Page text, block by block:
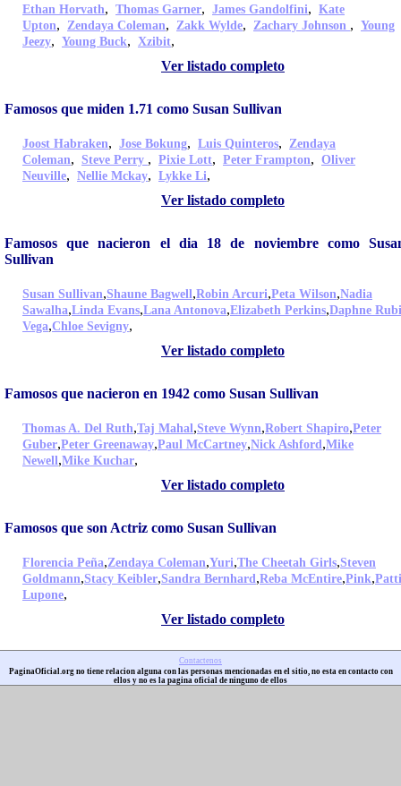
Ethan Horvath, Thomas Garner, James Gandolfini, Kate
Upton, Zendaya Coleman, Zakk Wylde, Zachary Johnson , Young
Jeezy, Young Buck, Xzibit,
Ver listado completo
Famosos que miden 1.71 como Susan Sullivan
Joost Habraken, Jose Bokung, Luis Quinteros, Zendaya
Coleman, Steve Perry , Pixie Lott, Peter Frampton, Oliver
Neuville, Nellie Mckay, Lykke Li,
Ver listado completo
Famosos que nacieron el dia 18 de noviembre como
Sullivan
Susan Sullivan,Shaune Bagwell,Robin Arcuri,Peta Wilson,Nadia
Sawalha,Linda Evans,Lana Antonova,Elizabeth Perkins,Daphne
Vega,Chloe Sevigny,
Ver listado completo
Famosos que nacieron en 1942 como Susan Sullivan
Thomas A. Del Ruth,Taj Mahal,Steve Wynn,Robert Shapiro,Peter
Guber,Peter Greenaway,Paul McCartney,Nick Ashford,Mike
Newell,Mike Kuchar,
Ver listado completo
Famosos que son Actriz como Susan Sullivan
Florencia Peña,Zendaya Coleman,Yuri,The Cheetah Girls,Steven
Goldmann,Stacy Keibler,Sandra Bernhard,Reba McEntire,Pink,Patti
Lupone,
Ver listado completo
Contactenos
PaginaOficial.org no tiene relacion alguna con las personas mencionadas en el sitio, no esta en contacto con
ellos y no es la pagina oficial de ninguno de ellos